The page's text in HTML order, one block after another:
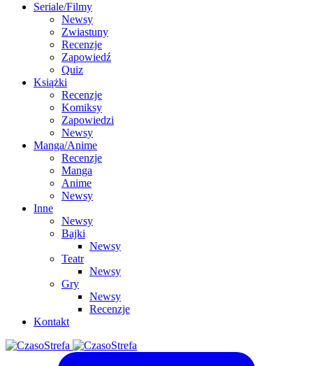
Seriale/Filmy
Newsy
Zwiastuny
Recenzje
Zapowiedź
Quiz
Książki
Recenzje
Komiksy
Zapowiedzi
Newsy
Manga/Anime
Recenzje
Manga
Anime
Newsy
Inne
Newsy
Bajki
Newsy
Teatr
Newsy
Gry
Newsy
Recenzje
Kontakt